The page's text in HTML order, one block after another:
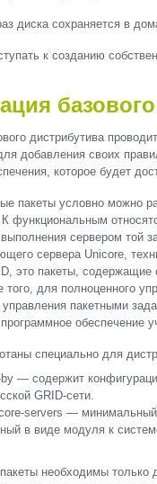
диска сохраняется в
к созданию
дистрибутива
добавления своих
которое будет
пакеты условно можно
функциональным
сервером той
сервера Unicore,
, это пакеты, содержащие
того, для полноценного
пакетными
обеспечение
специально для
by — содержит
GRID-сети.
servers —
в виде модуля к
необходимы только